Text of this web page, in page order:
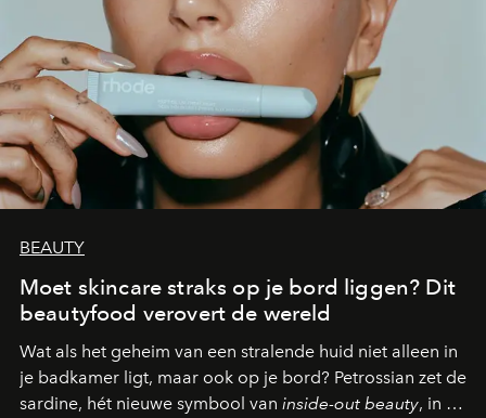
BEAUTY
Moet skincare straks op je bord liggen? Dit
beautyfood verovert de wereld
Wat als het geheim van een stralende huid niet alleen in
je badkamer ligt, maar ook op je bord? Petrossian zet de
sardine, hét nieuwe symbool van inside-out beauty, in de